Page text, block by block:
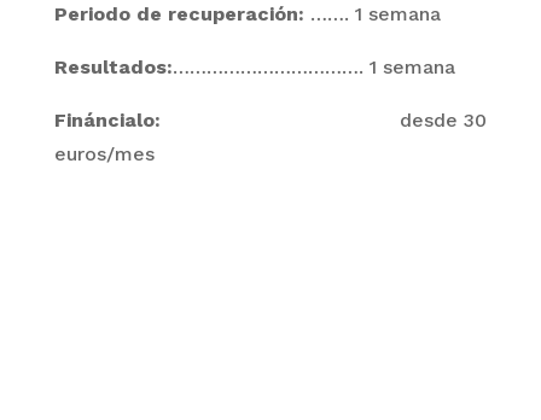
Periodo de recuperación: ……. 1 semana
Resultados:……………………………. 1 semana
Fináncialo:
desde 30
euros/mes